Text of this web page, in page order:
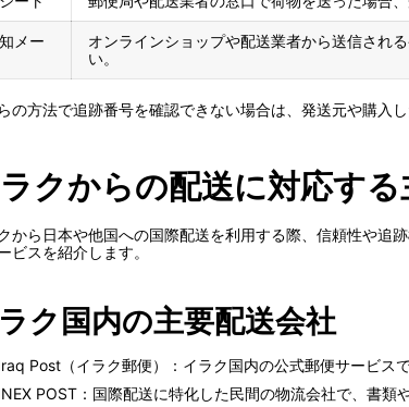
メー
オンラインショップや配送業者から送信され
い。
の方法で追跡番号を確認できない場合は、発送元や購入
クからの配送に対応す
から日本や他国への国際配送を利用する際、信頼性や追
ビスを紹介します。
ク国内の主要配送会社
Post（イラク郵便）：イラク国内の公式郵便サービス
POST：国際配送に特化した民間の物流会社で、書類